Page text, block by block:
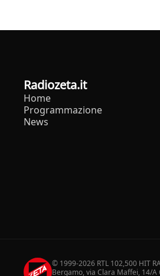
radiozeta.it
Home
Programmazione
News
© 1999-2026 RTL 102,500 HIT
Bergamo, via Clara Maffei, 14/A